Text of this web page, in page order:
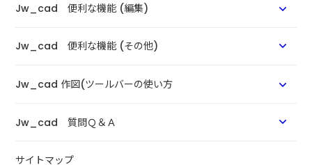
Jw_cad 便利な機能 (編集)
Jw_cad 便利な機能 (その他)
Jw_cad 作図(ツールバーの使い方
Jw_cad 質問Ｑ＆Ａ
サイトマップ